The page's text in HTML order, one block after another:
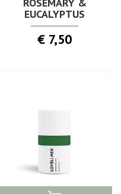
EUCALYPTUS
€ 7,50